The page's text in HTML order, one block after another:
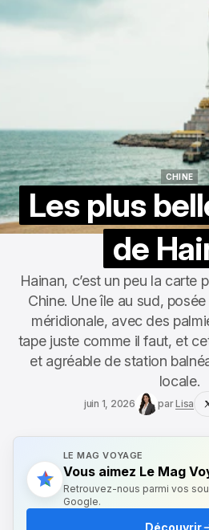
CHINE
Les plus
de
Hainan, c’est un peu la carte
Chine. Une île au sud,
méridionale, avec des
tape juste comme il faut, et
et agréable de station
locale.
juin 1, 2026 parLisa
LE MAG VOYAGE
Vous aimez Le Mag
Retrouvez-nous parmi vos
Google.
Découvrir